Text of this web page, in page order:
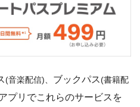
(音楽配信)、 ブックパス(書籍配
プリでこれらのサービスを